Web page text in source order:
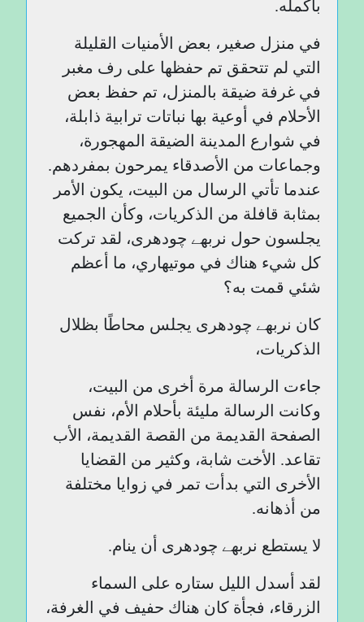
بأكمله.
في منزل صغير، بعض الأمنيات القليلة
التي لم تتحقق تم حفظها على رف مغبر
في غرفة ضيقة بالمنزل، تم حفظ بعض
الأحلام في أوعية بها نباتات ترابية ذابلة،
في شوارع المدينة الضيقة المهجورة،
وجماعات من الأصدقاء يمرحون بمفردهم.
عندما تأتي الرسال من البيت، يكون الأمر
بمثابة قافلة من الذكريات، وكأن الجميع
يجلسون حول نربھے چودھری، لقد تركت
كل شيء هناك في موتيهاري، ما أعظم
شئي قمت به؟
كان نربھے چودھری يجلس محاطًا بظلال
الذكريات،
جاءت الرسالة مرة أخرى من البيت،
وكانت الرسالة مليئة بأحلام الأم، نفس
الصفحة القديمة من القصة القديمة، الأب
تقاعد. الأخت شابة، وكثير من القضايا
الأخرى التي بدأت تمر في زوايا مختلفة
من أذهانه.
لا يستطع نربھے چودھری أن ينام.
لقد أسدل الليل ستاره على السماء
الزرقاء، فجأة كان هناك حفيف في الغرفة،